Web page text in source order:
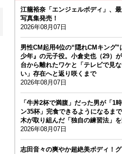
江籠裕奈「エンジェルボディ」、
写真集発売！
2026年08月07日
男性CM起用4位の“隠れCMキング”
少年』の元子役。小倉史也（29）
台から離れたワケと「テレビで見
い」存在へと返り咲くまで
2026年08月07日
「牛丼2杯で満腹」だった男が「1
ン35杯」完食できるようになるま
木が取り組んだ「独自の練習法」
2026年08月07日
志田音々の爽やか超絶美ボディ！